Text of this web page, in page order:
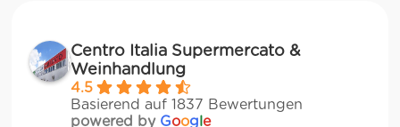
Centro Italia Supermercato &
Weinhandlung
4.5
Basierend auf 1837 Bewertungen
powered by Google